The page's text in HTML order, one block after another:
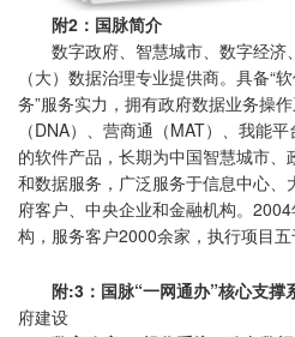
附2：国脉简介
数字政府、智慧城市、数字经济
（大）数据治理专业提供商。具备“
务”服务实力，拥有政府数据业务操
（DNA）、营商通（MAT）、我能
的软件产品，长期为中国智慧城市
和数据服务，广泛服务于信息中心、
府客户、中央企业和金融机构。
构，服务客户2000余家，执行项目五
附:3： 国脉“一网通办”核心支撑
府建设